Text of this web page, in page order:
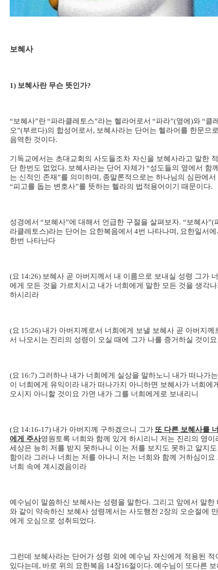
보혜사
1) 보혜사란 무슨 뜻인가?
“보혜사”란“파라클레토스”라는 헬라어로서 “파라”(옆에 )와“클
오”(부르다)의 합성어로서 , 보혜사라는 단어는 헬라어를 한문으
음역한 것이다.
기독교에서는 초대교회의 사도들조차 자신을 보혜사라고 말한
단 한번도 없었다. 보혜사라는 단어 자체가“성도들의 옆에서 함
는 신적인 존재”를 의미하며 , 종말론적으로는 하나님의 심판에서
“피고를 돕는 변호사”를 뜻하는 헬라의 법적용어이기 때문이다.
성경에서 “보혜사”에 대해서 언급한 구절을 살펴보자. “보혜사”(
라클레토스)라는 단어는 요한복음에서 4번 나타나며 , 요한일서에
한번 나타난다
(요 14:26) 보혜사 곧 아버지께서 내 이름으로 보내실 성령 그가
에게 모든 것을 가르치시고 내가 너희에게 말한 모든 것을 생각
하시리라
(요 15:26) 내가 아버지께로서 너희에게 보낼 보혜사 곧 아버지께
서 나오시는 진리의 성령이 오실 때에 그가 나를 증거하실 것이요
(요 16:7) 그러하나 내가 너희에게 실상을 말하노니 내가 떠나가
이 너희에게 유익이라 내가 떠나가지 아니하면 보혜사가 너희에
오시지 아니할 것이요 가면 내가 그를 너희에게로 보내리니
(요 14:16-17) 내가 아버지께 구하겠으니 그가 또 다른 보혜사를
에게 주사영원토록 너희와 함께 있게 하시리니 저는 진리의 영이
세상은 능히 저를 받지 못하나니 이는 저를 보지도 못하고 알지
함이라 그러나 너희는 저를 아나니 저는 너희와 함께 거하심이요
너희 속에 계시겠음이라
예수님이 말씀하신 보혜사는 성령을 말한다. 그리고 앞에서 말한
와 같이 약속하신 보혜사 성령께서는 사도행전 2장의 오순절에
에게 오심으로 성취되었다.
그런데 보혜사라는 단어가 성령 외에 예수님 자신에게 적용된 적
있다는데 , 바로 위의 요한복음 14장16절이다. 예수님이 또다른 보